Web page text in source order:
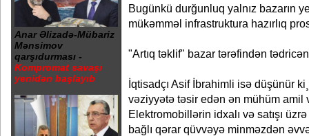
Anar Əlizadə-Mübariz
Mənsimov
qarşıdurması -
Kompromat savaşı
yenidən başlayıb
Bugünkü durğunluq yalnız bazarın
mükəmməl infrastruktura hazırlıq
"Artıq təklif" bazar tərəfindən
İqtisadçı Asif İbrahimli isə düşünür
vəziyyətə təsir edən ən mühüm amil
Elektromobillərin idxalı və satışı
bağlı qərar qüvvəyə minməzdən